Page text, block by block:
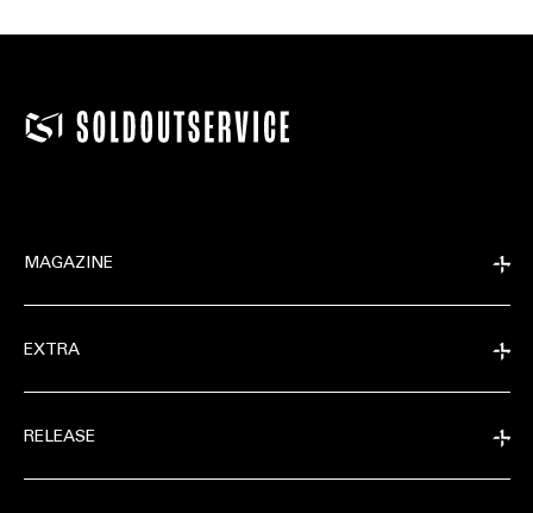
MAGAZINE
EXTRA
RELEASE